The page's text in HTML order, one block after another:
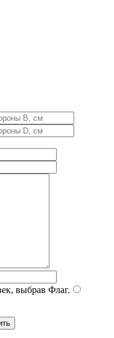
выбрав Флаг.